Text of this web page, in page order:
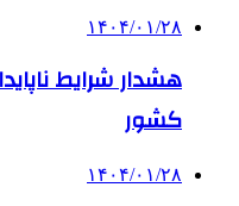
۱۴۰۴/۰۱/۲۸
هشدار شرایط
کشور
۱۴۰۴/۰۱/۲۸